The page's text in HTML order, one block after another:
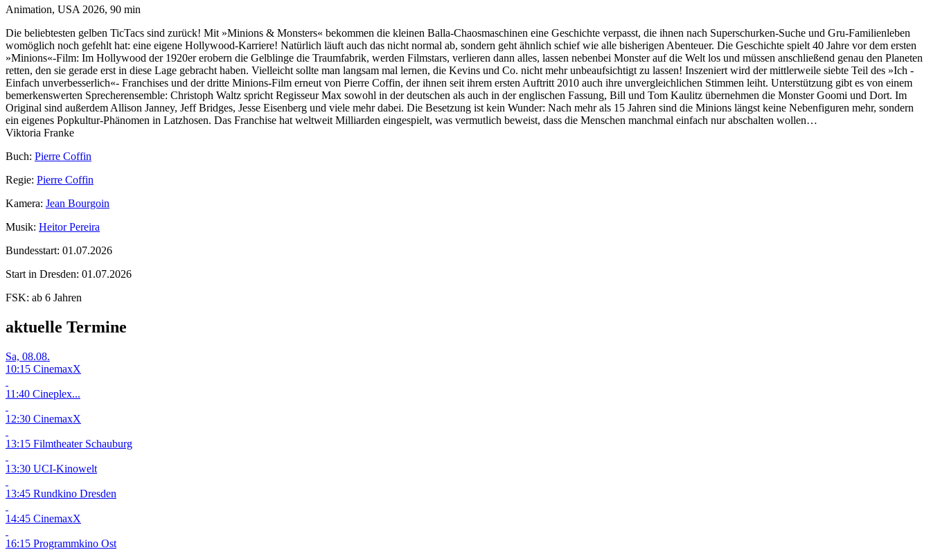
Animation, USA 2026, 90 min
Die beliebtesten gelben TicTacs sind zurück! Mit »Minions & Monsters« bekommen die kleinen Balla-Chaosmaschinen eine Geschichte verpasst, die ihnen nach Superschurken-Suche und Gru-Familienleben
womöglich noch gefehlt hat: eine eigene Hollywood-Karriere! Natürlich läuft auch das nicht normal ab, sondern geht ähnlich schief wie alle bisherigen Abenteuer. Die Geschichte spielt 40 Jahre vor dem ersten
»Minions«-Film: Im Hollywood der 1920er erobern die Gelblinge die Traumfabrik, werden Filmstars, verlieren dann alles, lassen nebenbei Monster auf die Welt los und müssen anschließend genau den Planeten
retten, den sie gerade erst in diese Lage gebracht haben. Vielleicht sollte man langsam mal lernen, die Kevins und Co. nicht mehr unbeaufsichtigt zu lassen! Inszeniert wird der mittlerweile siebte Teil des »Ich -
Einfach unverbesserlich«- Franchises und der dritte Minions-Film erneut von Pierre Coffin, der ihnen seit ihrem ersten Auftritt 2010 auch ihre unvergleichlichen Stimmen leiht. Unterstützung gibt es von einem
bemerkenswerten Sprecherensemble: Christoph Waltz spricht Regisseur Max sowohl in der deutschen als auch in der englischen Fassung, Bill und Tom Kaulitz übernehmen die Monster Goomi und Dort. Im
Original sind außerdem Allison Janney, Jeff Bridges, Jesse Eisenberg und viele mehr dabei. Die Besetzung ist kein Wunder: Nach mehr als 15 Jahren sind die Minions längst keine Nebenfiguren mehr, sondern
ein eigenes Popkultur-Phänomen in Latzhosen. Das Franchise hat weltweit Milliarden eingespielt, was vermutlich beweist, dass die Menschen manchmal einfach nur abschalten wollen…
Viktoria Franke
Buch: Pierre Coffin
Regie: Pierre Coffin
Kamera: Jean Bourgoin
Musik: Heitor Pereira
Bundesstart: 01.07.2026
Start in Dresden: 01.07.2026
FSK: ab 6 Jahren
aktuelle Termine
Sa, 08.08.
10:15 CinemaxX
11:40 Cineplex...
12:30 CinemaxX
13:15 Filmtheater Schauburg
13:30 UCI-Kinowelt
13:45 Rundkino Dresden
14:45 CinemaxX
16:15 Programmkino Ost